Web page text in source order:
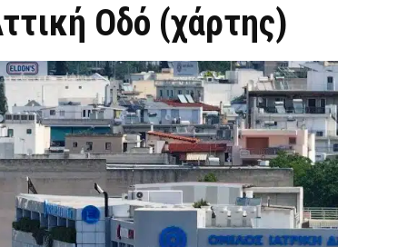
Οδό (χάρτης)